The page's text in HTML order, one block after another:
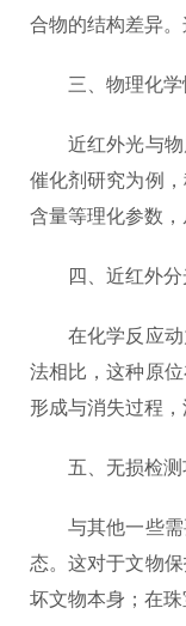
合物的结构差异
三、物理化学
近红外光与物质
催化剂研究为例
含量等理化参数
四、近红外分
在化学反应动力
法相比，这种原
形成与消失过程
五、无损检测
与其他一些需要
态。这对于文物
坏文物本身；在